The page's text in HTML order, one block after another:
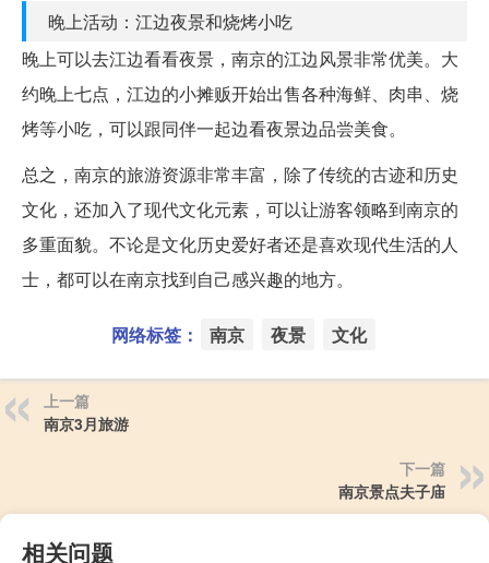
晚上活动：江边夜景和烧烤小吃
晚上可以去江边看看夜景，南京的江边风景非常优美。大
约晚上七点，江边的小摊贩开始出售各种海鲜、肉串、烧
烤等小吃，可以跟同伴一起边看夜景边品尝美食。
总之，南京的旅游资源非常丰富，除了传统的古迹和历史
文化，还加入了现代文化元素，可以让游客领略到南京的
多重面貌。不论是文化历史爱好者还是喜欢现代生活的人
士，都可以在南京找到自己感兴趣的地方。
网络标签： 南京 夜景 文化
上一篇
南京3月旅游
下一篇
南京景点夫子庙
相关问题